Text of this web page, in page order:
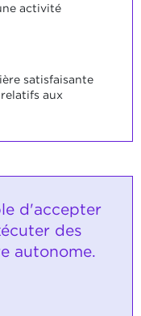
activité
satisfaisante
aux
d'accepter
des
autonome.